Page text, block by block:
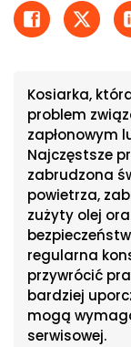
Kosiarka,
problem
zapłonowym
Najczęstsze
zabrudzona
powietrza,
zużyty olej
regularna
przywrócić
bardziej
mogą
serwisowej.